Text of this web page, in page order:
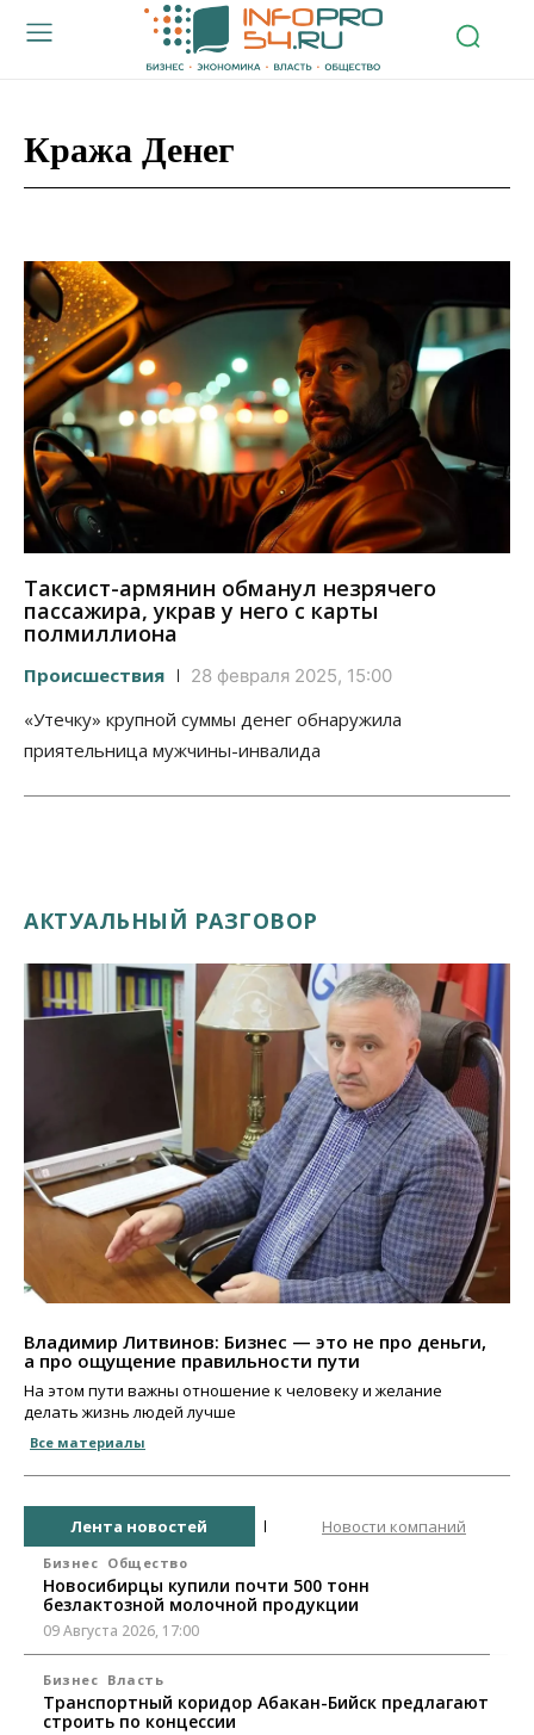
Кража Денег
Таксист-армянин обманул незрячего
пассажира, украв у него с карты
полмиллиона
Происшествия 28 февраля 2025, 15:00
«Утечку» крупной суммы денег обнаружила
приятельница мужчины-инвалида
АКТУАЛЬНЫЙ РАЗГОВОР
Владимир Литвинов: Бизнес — это не про деньги,
а про ощущение правильности пути
На этом пути важны отношение к человеку и желание
делать жизнь людей лучше
Все материалы
Лента новостей Новости компаний
Бизнес Общество
Новосибирцы купили почти 500 тонн
безлактозной молочной продукции
09 Августа 2026, 17:00
Бизнес Власть
Транспортный коридор Абакан-Бийск предлагают
строить по концессии